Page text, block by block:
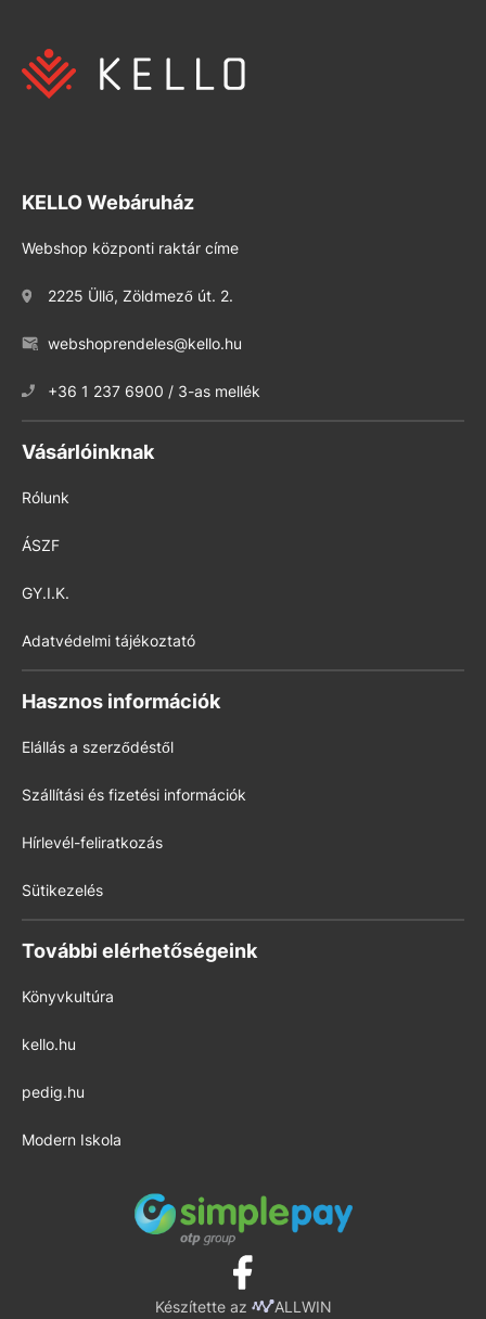
KELLO Webáruház
Webshop központi raktár címe
2225 Üllő, Zöldmező út. 2.
webshoprendeles@kello.hu
+36 1 237 6900 / 3-as mellék
Vásárlóinknak
Rólunk
ÁSZF
GY.I.K.
Adatvédelmi tájékoztató
Hasznos információk
Elállás a szerződéstől
Szállítási és fizetési információk
Hírlevél-feliratkozás
Sütikezelés
További elérhetőségeink
Könyvkultúra
kello.hu
pedig.hu
Modern Iskola
Készítette az ALLWIN